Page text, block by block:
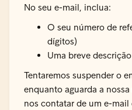
No seu e-mail, inclua:
O seu número de
dígitos)
Uma breve
Tentaremos suspender o
enquanto aguarda a
nos contatar de um e-